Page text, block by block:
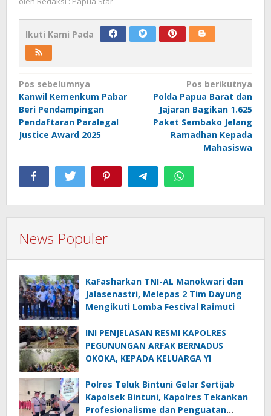
Ikuti Kami Pada
Navigasi
pos
Pos sebelumnya
Kanwil Kemenkum Pabar
Beri Pendampingan
Pendaftaran Paralegal
Justice Award 2025
Pos berikutnya
Polda Papua Barat dan
Jajaran Bagikan 1.625
Paket Sembako Jelang
Ramadhan Kepada
Mahasiswa
News Populer
KaFasharkan TNI-AL Manokwari dan
Jalasenastri, Melepas 2 Tim Dayung
Mengikuti Lomba Festival Raimuti
INI PENJELASAN RESMI KAPOLRES
PEGUNUNGAN ARFAK BERNADUS
OKOKA, KEPADA KELUARGA YI
Polres Teluk Bintuni Gelar Sertijab
Kapolsek Bintuni, Kapolres Tekankan
Profesionalisme dan Penguatan